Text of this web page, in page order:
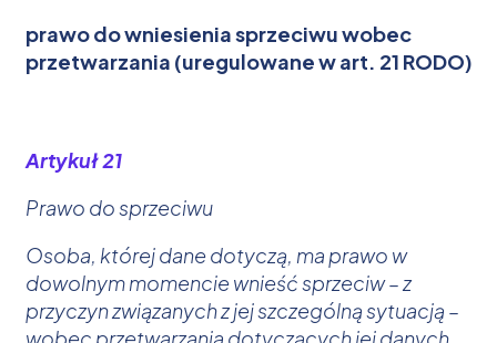
prawo do wniesienia sprzeciwu wobec
przetwarzania (uregulowane w art. 21 RODO)
Artykuł 21
Prawo do sprzeciwu
Osoba, której dane dotyczą, ma prawo w
dowolnym momencie wnieść sprzeciw – z
przyczyn związanych z jej szczególną sytuacją –
wobec przetwarzania dotyczących jej danych